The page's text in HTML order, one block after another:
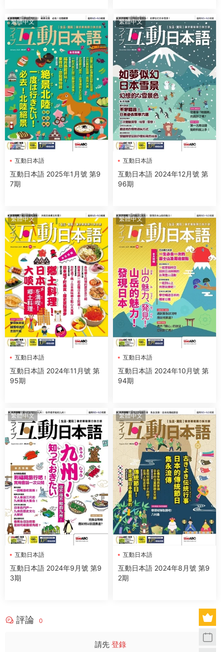
繁體中文
互動日本語
互動日本語 2025年1月號 第9
7期
繁體中文
互動日本語
互動日本語 2024年12月號 第
96期
繁體中文
互動日本語
互動日本語 2024年11月號 第
95期
繁體中文
互動日本語
互動日本語 2024年10月號 第
94期
繁體中文
互動日本語
互動日本語 2024年9月號 第9
3期
繁體中文
互動日本語
互動日本語 2024年8月號 第9
2期
評論 0
請先 登錄